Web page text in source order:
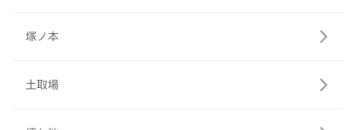
塚ノ本
土取場